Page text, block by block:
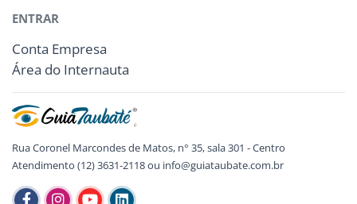
ENTRAR
Conta Empresa
Área do Internauta
Rua Coronel Marcondes de Matos, n° 35, sala 301 - Centro
Atendimento (12) 3631-2118 ou info@guiataubate.com.br